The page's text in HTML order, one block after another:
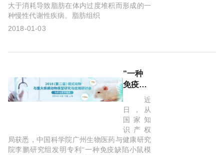
大于消耗导致脂肪在体内过度堆积而形成的一
种慢性代谢性疾病。脂肪组织
2018-01-03
“一种
免疫缺
陷小鼠
模型的
建立方
法”获
十九届
中国专
近
日，从
国家知
识产权
局获悉，中国科学院广州生物医药与健康研究
院李鹏研究组发明专利“一种免疫缺陷小鼠模